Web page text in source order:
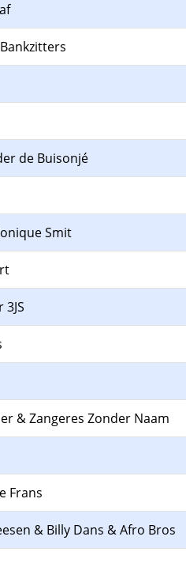
de Buisonjé
Smit
& Zangeres Zonder Naam
Frans
& Billy Dans & Afro Bros